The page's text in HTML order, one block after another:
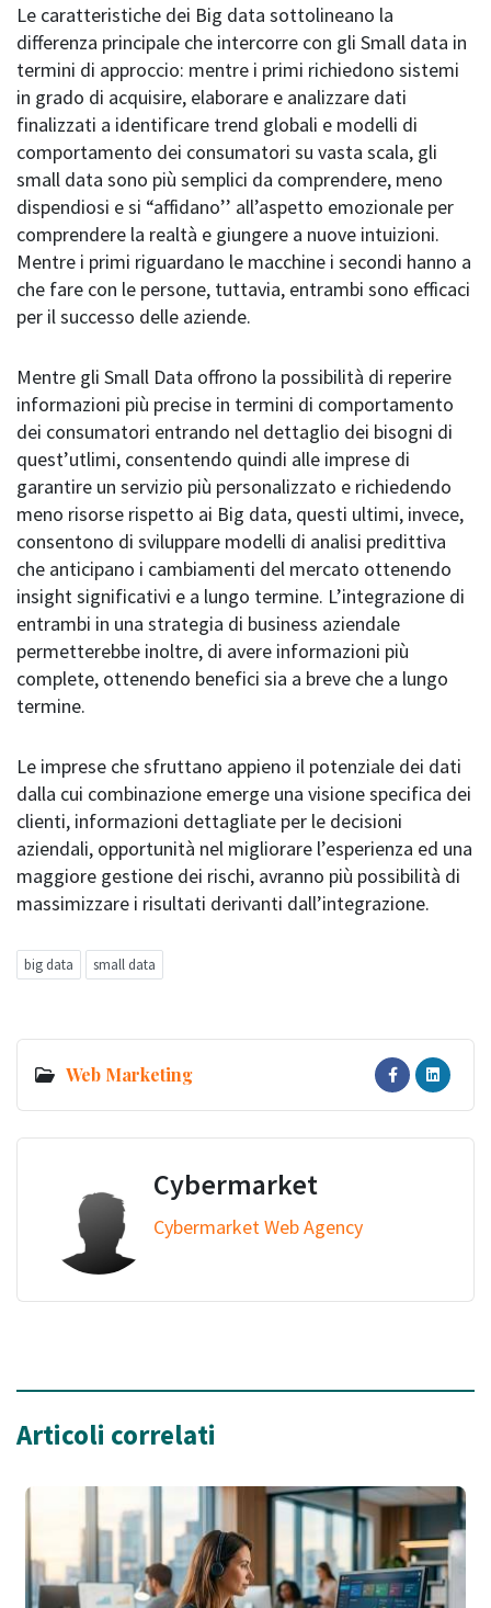
Le caratteristiche dei Big data sottolineano la
differenza principale che intercorre con gli Small data in
termini di approccio: mentre i primi richiedono sistemi
in grado di acquisire, elaborare e analizzare dati
finalizzati a identificare trend globali e modelli di
comportamento dei consumatori su vasta scala, gli
small data sono più semplici da comprendere, meno
dispendiosi e si “affidano’’ all’aspetto emozionale per
comprendere la realtà e giungere a nuove intuizioni.
Mentre i primi riguardano le macchine i secondi hanno a
che fare con le persone, tuttavia, entrambi sono efficaci
per il successo delle aziende.
Mentre gli Small Data offrono la possibilità di reperire
informazioni più precise in termini di comportamento
dei consumatori entrando nel dettaglio dei bisogni di
quest’utlimi, consentendo quindi alle imprese di
garantire un servizio più personalizzato e richiedendo
meno risorse rispetto ai Big data, questi ultimi, invece,
consentono di sviluppare modelli di analisi predittiva
che anticipano i cambiamenti del mercato ottenendo
insight significativi e a lungo termine. L’integrazione di
entrambi in una strategia di business aziendale
permetterebbe inoltre, di avere informazioni più
complete, ottenendo benefici sia a breve che a lungo
termine.
Le imprese che sfruttano appieno il potenziale dei dati
dalla cui combinazione emerge una visione specifica dei
clienti, informazioni dettagliate per le decisioni
aziendali, opportunità nel migliorare l’esperienza ed una
maggiore gestione dei rischi, avranno più possibilità di
massimizzare i risultati derivanti dall’integrazione.
big data small data
Web Marketing
Cybermarket
Cybermarket Web Agency
Articoli correlati